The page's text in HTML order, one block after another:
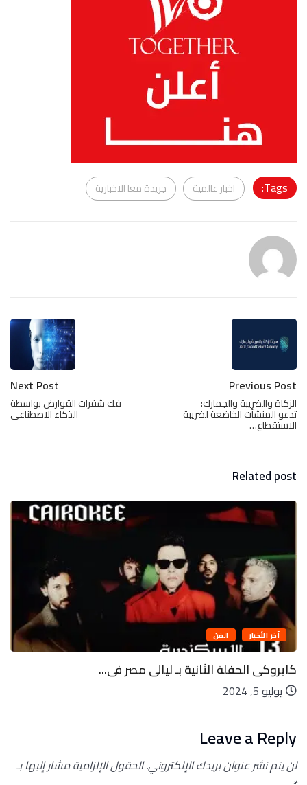
Tags: اخبار عالمية جريدة معا الاخبارية
Previous Post
الزكاة والضريبة والجمارك:
تدعو المنشآت الخاضعة لضريبة
الاستقطاع…
Next Post
فك شفرات القوارض بواسطة
الذكاء الاصطناعى
Related post
آخر الأخبار الفن
كايروكى الحفلة الثانية بـ ليالى مصر فى...
يوليو 5, 2024
Leave a Reply
لن يتم نشر عنوان بريدك الإلكتروني.الحقول الإلزامية مشار إليها بـ